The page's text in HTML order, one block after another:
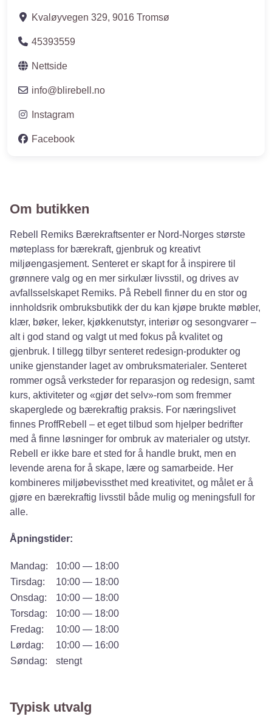
Kvaløyvegen 329, 9016 Tromsø
45393559
Nettside
info@blirebell.no
Instagram
Facebook
Om butikken
Rebell Remiks Bærekraftsenter er Nord-Norges største
møteplass for bærekraft, gjenbruk og kreativt
miljøengasjement. Senteret er skapt for å inspirere til
grønnere valg og en mer sirkulær livsstil, og drives av
avfallsselskapet Remiks. På Rebell finner du en stor og
innholdsrik ombruksbutikk der du kan kjøpe brukte møbler,
klær, bøker, leker, kjøkkenutstyr, interiør og sesongvarer –
alt i god stand og valgt ut med fokus på kvalitet og
gjenbruk. I tillegg tilbyr senteret redesign-produkter og
unike gjenstander laget av ombruksmaterialer. Senteret
rommer også verksteder for reparasjon og redesign, samt
kurs, aktiviteter og «gjør det selv»-rom som fremmer
skaperglede og bærekraftig praksis. For næringslivet
finnes ProffRebell – et eget tilbud som hjelper bedrifter
med å finne løsninger for ombruk av materialer og utstyr.
Rebell er ikke bare et sted for å handle brukt, men en
levende arena for å skape, lære og samarbeide. Her
kombineres miljøbevissthet med kreativitet, og målet er å
gjøre en bærekraftig livsstil både mulig og meningsfull for
alle.
Åpningstider:
Mandag:
10:00 — 18:00
Tirsdag:
10:00 — 18:00
Onsdag:
10:00 — 18:00
Torsdag:
10:00 — 18:00
Fredag:
10:00 — 18:00
Lørdag:
10:00 — 16:00
Søndag:
stengt
Typisk utvalg